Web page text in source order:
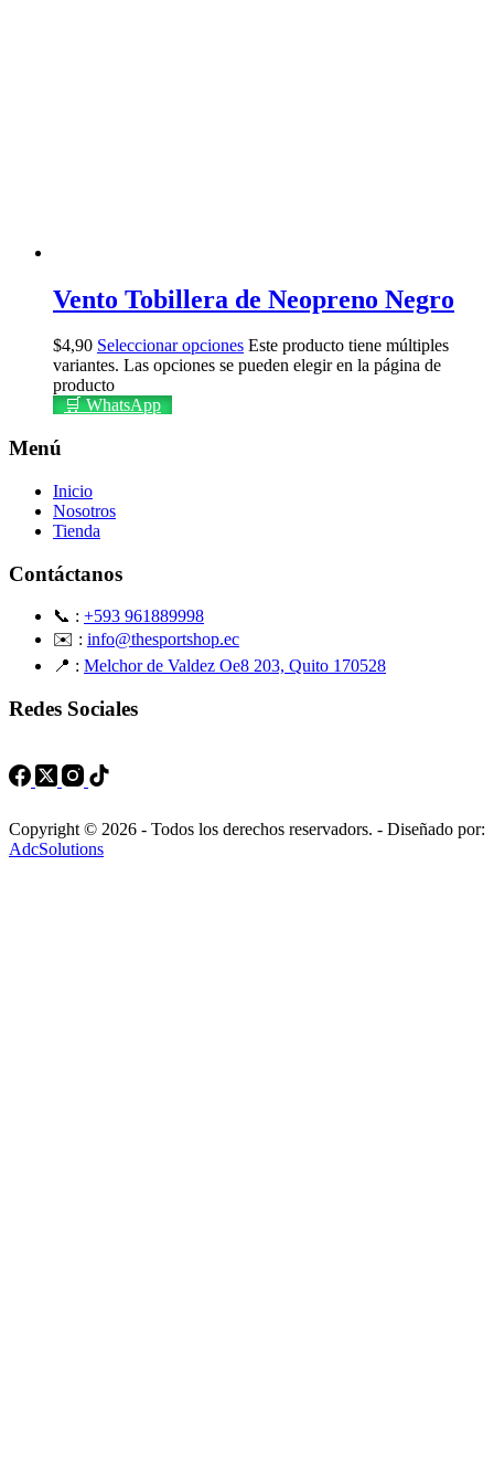
Vento Tobillera de Neopreno Negro
$4,90 Seleccionar opciones Este producto tiene múltiples
variantes. Las opciones se pueden elegir en la página de
producto
🛒 WhatsApp
Menú
Inicio
Nosotros
Tienda
Contáctanos
📞 : +593 961889998
✉️ : info@thesportshop.ec
📍 : Melchor de Valdez Oe8 203, Quito 170528
Redes Sociales
Copyright © 2026 - Todos los derechos reservadors. - Diseñado por:
AdcSolutions